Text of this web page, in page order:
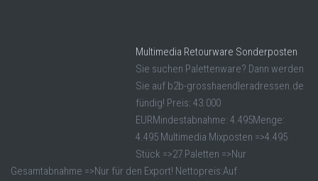
Multimedia Retourware Sonderposten
Sie suchen Palettenware? Dann werden
Sie auf b2b-grosshaendleradressen.de
fündig! Preis: 43.000
EURMindestabnahme: 4.495Menge:
4.495 Multimedia Mixposten =>4.495
Stück =>27 Paletten =>Nur
Gesamtabnahme =>Nur für den Export! Nettopreis:Auf